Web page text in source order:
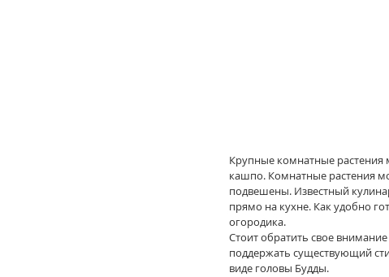
Крупные комнатные растения
кашпо. Комнатные растения
подвешены. Известный
прямо на кухне. Как удобно
огородика.
Стоит обратить свое
поддержать существующий
виде головы Будды.